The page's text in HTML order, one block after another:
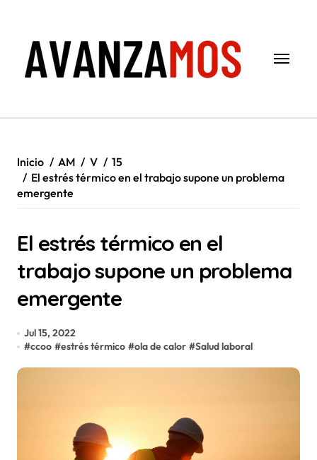
contenido
Inicio AM V
15
El estrés térmico en el trabajo supone un problema
emergente
El estrés térmico en el
trabajo supone un problema
emergente
Jul 15, 2022
#ccoo #estrés térmico #ola de calor #Salud laboral